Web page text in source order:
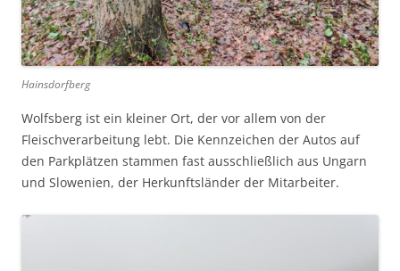
Hainsdorfberg
Wolfsberg ist ein kleiner Ort, der vor allem von der
Fleischverarbeitung lebt. Die Kennzeichen der Autos auf
den Parkplätzen stammen fast ausschließlich aus Ungarn
und Slowenien, der Herkunftsländer der Mitarbeiter.